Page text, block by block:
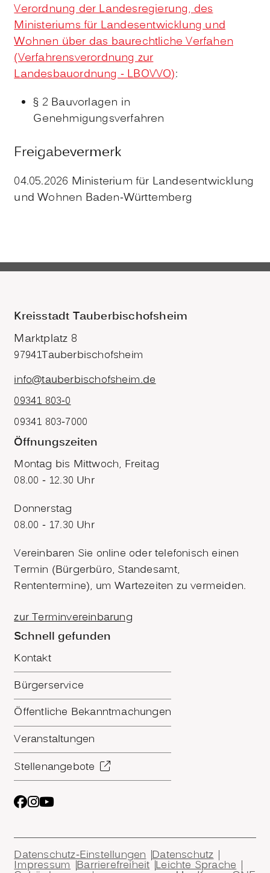
Verordnung der Landesregierung, des
Ministeriums für Landesentwicklung und
Wohnen über das baurechtliche Verfahen
(Verfahrensverordnung zur
Landesbauordnung - LBOVVO):
§ 2 Bauvorlagen in
Genehmigungsverfahren
Freigabevermerk
04.05.2026 Ministerium für Landesentwicklung
und Wohnen Baden-Württemberg
Kreisstadt Tauberbischofsheim
Marktplatz 8
97941Tauberbischofsheim
info@tauberbischofsheim.de
09341 803-0
09341 803-7000
Öffnungszeiten
Montag bis Mittwoch, Freitag
08.00 - 12.30 Uhr
Donnerstag
08.00 - 17.30 Uhr
Vereinbaren Sie online oder telefonisch einen
Termin (Bürgerbüro, Standesamt,
Rententermine), um Wartezeiten zu vermeiden.
zur Terminvereinbarung
Schnell gefunden
Kontakt
Bürgerservice
Öffentliche Bekanntmachungen
Veranstaltungen
Stellenangebote
Datenschutz-Einstellungen Datenschutz
Impressum Barrierefreiheit Leichte Sprache